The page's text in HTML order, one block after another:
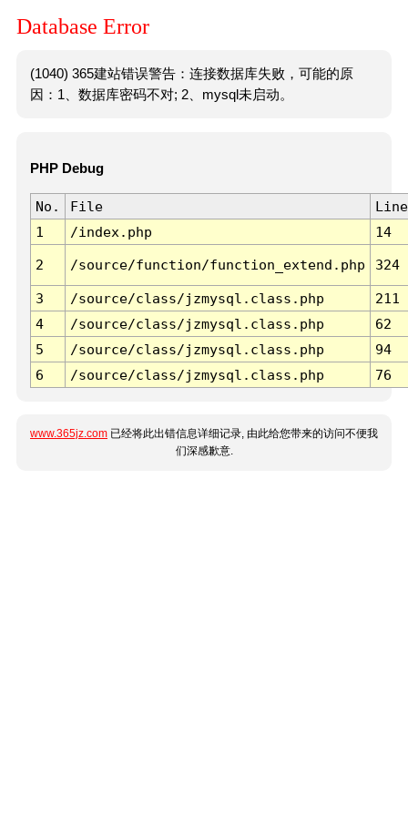
Database Error
(1040) 365建站错误警告：连接数据库失败，可能的原
因：1、数据库密码不对; 2、mysql未启动。
PHP Debug
No. File
Line
1
/index.php 14
2 /source/function/function_extend.php 324
3 /source/class/jzmysql.class.php
211
4
/source/class/jzmysql.class.php
62
5
/source/class/jzmysql.class.php
94
6
/source/class/jzmysql.class.php 76
www.365jz.com 已经将此出错信息详细记录, 由此给您带来的访问不便我
们深感歉意.